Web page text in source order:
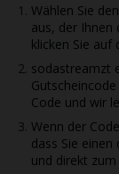
Wählen Sie den
aus, der
klicken Sie auf
sodastreamzt
Code und wir
Wenn der
dass Sie
und direkt zum